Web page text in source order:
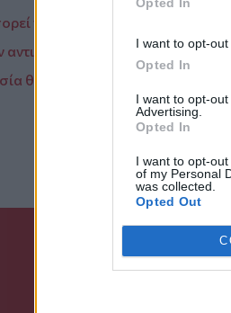
I want to opt-
Opted In
I want to opt-
Advertising.
Opted In
I want to opt-
of my Personal
was collected.
Opted Out
να επιδεινώσει τις αλλεργίες
για τον… πόνο στη
θα περιέχει το χάπι που θα
Γίνε ο ρεπόρτερ